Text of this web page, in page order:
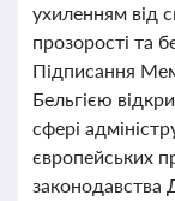
ухиленням від
прозорості та
Підписання
Бельгією
сфері
європейських
законодавства